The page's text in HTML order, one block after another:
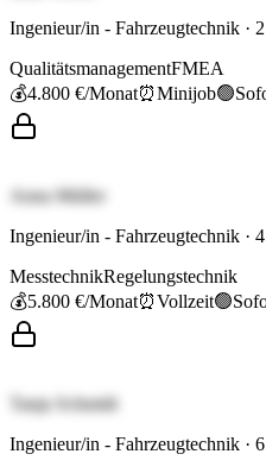
Ingenieur/in - Fahrzeugtechnik · 2
QualitätsmanagementFMEA
💰4.800 €/Monat⏰Minijob🟢
Anna Müller
Ingenieur/in - Fahrzeugtechnik · 4
MesstechnikRegelungstechnik
💰5.800 €/Monat⏰Vollzeit🟢
Tanja Schmidt
Ingenieur/in - Fahrzeugtechnik · 6